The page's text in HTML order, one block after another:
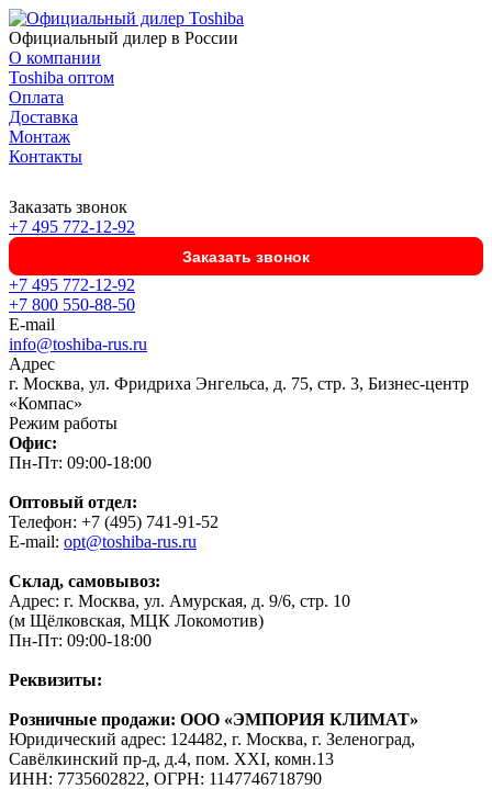
Официальный дилер в России
О компании
Toshiba оптом
Оплата
Доставка
Монтаж
Контакты
Заказать звонок
+7 495 772-12-92
Заказать звонок
+7 495 772-12-92
+7 800 550-88-50
E-mail
info@toshiba-rus.ru
Адрес
г. Москва, ул. Фридриха Энгельса, д. 75, стр. 3, Бизнес-центр
«Компас»
Режим работы
Офис:
Пн-Пт: 09:00-18:00
Оптовый отдел:
Телефон: +7 (495) 741-91-52
E-mail: opt@toshiba-rus.ru
Склад, самовывоз:
Адрес: г. Москва, ул. Амурская, д. 9/6, стр. 10
(м Щёлковская, МЦК Локомотив)
Пн-Пт: 09:00-18:00
Реквизиты:
Розничные продажи: ООО «ЭМПОРИЯ КЛИМАТ»
Юридический адрес: 124482, г. Москва, г. Зеленоград,
Савёлкинский пр-д, д.4, пом. XXI, комн.13
ИНН: 7735602822, ОГРН: 1147746718790